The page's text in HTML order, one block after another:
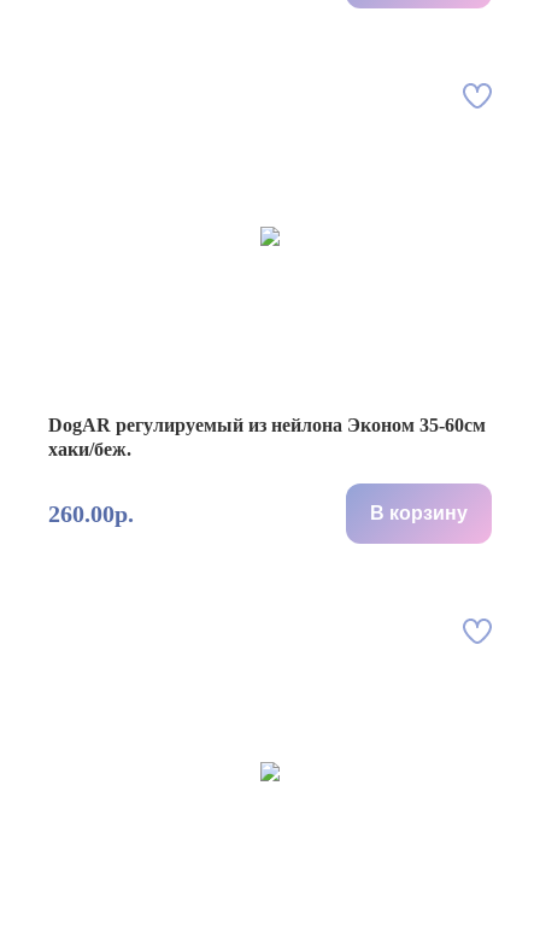
DogAR регулируемый из нейлона Эконом 35-60см
хаки/беж.
260.00р. В корзину